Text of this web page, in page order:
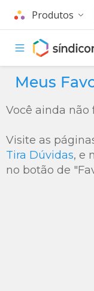
Produtos
Meus
Você ainda
Visite as
Tira Dúvidas, e
no botão de